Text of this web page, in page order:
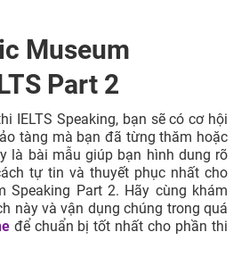
Museum
Part 2
IELTS Speaking, bạn sẽ có cơ hội
tàng mà bạn đã từng thăm hoặc
là bài mẫu giúp bạn hình dung rõ
tự tin và thuyết phục nhất cho
Speaking Part 2. Hãy cùng khám
này và vận dụng chúng trong quá
để chuẩn bị tốt nhất cho phần thi